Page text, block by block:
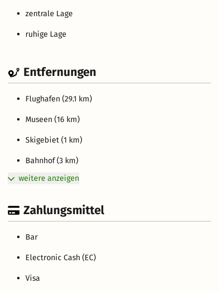
zentrale Lage
ruhige Lage
Entfernungen
Flughafen (29.1 km)
Museen (16 km)
Skigebiet (1 km)
Bahnhof (3 km)
weitere anzeigen
Zahlungsmittel
Bar
Electronic Cash (EC)
Visa